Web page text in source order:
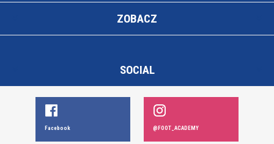
ZOBACZ
SOCIAL
Facebook @FOOT_ACADEMY